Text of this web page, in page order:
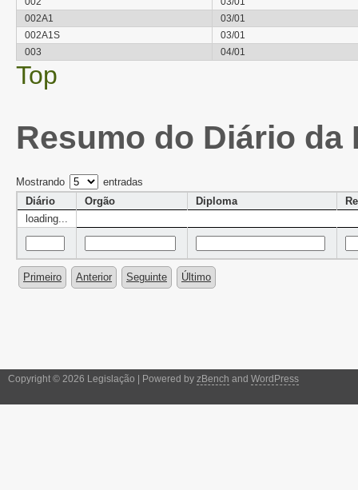
002A1
03/01
002A1S
03/01
003
04/01
Top
Resumo do Diário da
Mostrando
entradas
Diário
Orgão Diploma
loading...
Primeiro Anterior Seguinte Último
Copyright © 2026 Legislação | Powered by zBench and WordPress